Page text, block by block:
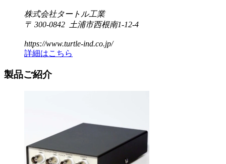
株式会社タートル工業
〒 300-0842 土浦市西根南1-12-4
https://www.turtle-ind.co.jp/
詳細はこちら
製品ご紹介